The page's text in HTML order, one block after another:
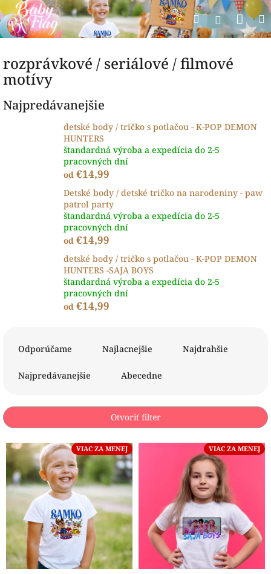
Prejsť
na
obsah
Hľadať
rozprávkové / seriálové / filmové
motívy
Najpredávanejšie
detské body / tričko s potlačou - K-POP DEMON
HUNTERS
štandardná výroba a expedícia do 2-5
pracovných dní
od €14,99
Detské body / detské tričko na narodeniny - paw
patrol party
štandardná výroba a expedícia do 2-5
pracovných dní
od €14,99
detské body / tričko s potlačou - K-POP DEMON
HUNTERS -SAJA BOYS
štandardná výroba a expedícia do 2-5
pracovných dní
od €14,99
e
p
r
o
d
u
k
o
v
Odporúčame Najlacnejšie Najdrahšie
Najpredávanejšie Abecedne
Otvoriť filter
V
ý
i
p
r
o
d
u
VIAC ZA MENEJ VIAC ZA MENEJ